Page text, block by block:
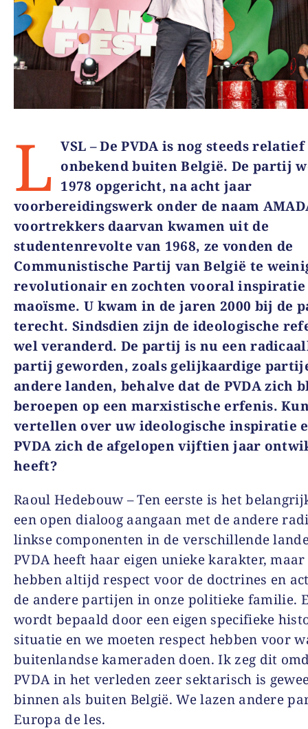
L VSL – De PVDA is nog steeds relatief
onbekend buiten België. De partij
1978 opgericht, na acht jaar
voorbereidingswerk onder de naam
voortrekkers daarvan kwamen uit de
studentenrevolte van 1968, ze vonden de
Communistische Partij van België te
revolutionair en zochten vooral
maoïsme. U kwam in de jaren 2000 bij de
terecht. Sindsdien zijn de ideologische
wel veranderd. De partij is nu een
partij geworden, zoals gelijkaardige
andere landen, behalve dat de PVDA zich
beroepen op een marxistische erfenis.
vertellen over uw ideologische inspiratie
PVDA zich de afgelopen vijftien jaar
heeft?
Raoul Hedebouw – Ten eerste is het
een open dialoog aangaan met de andere
linkse componenten in de verschillende
PVDA heeft haar eigen unieke karakter,
hebben altijd respect voor de doctrines en
de andere partijen in onze politieke familie.
wordt bepaald door een eigen specifieke
situatie en we moeten respect hebben voor
buitenlandse kameraden doen. Ik zeg dit
PVDA in het verleden zeer sektarisch is
binnen als buiten België. We lazen andere
Europa de les.